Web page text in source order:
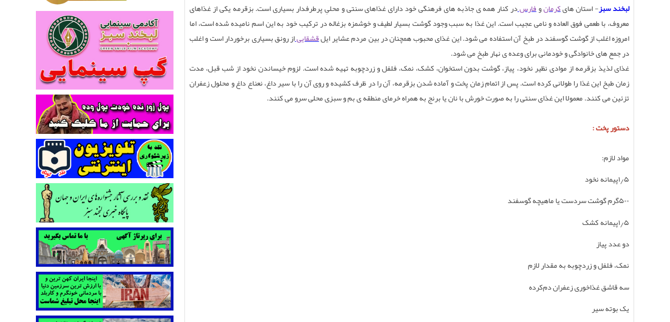
لبخند سبز- استان هایکرمانوفارسدر کنار همه ی جاذبه‌ های فرهنگی خود ‌دارای غذاهای سنتی و محلیِ پرطرفدار بسیاری است. بزقرمه یکی از غذاهای
معروف، با طعمی فوق العاده و نامی عجیب است. این غذا به سبب وجود گوشت بسیار لطیف و خوشمزه بزغاله در ترکیب خود به این اسم نامیده‌ شده است، اما
امروزه اغلب از گوشت گوسفند در طبخ آن استفاده می شود. این غذای محبوب همچنان در بین مردم عشایر ایلقشقاییاز رونق بسیاری برخوردار است و اغلب
در جمع‌ های خانوادگی و خودمانی برای وعده‌ ی نهار طبخ می شود.
غذای لذیذ بزقرمه از موادی نظیر نخود، پیاز، گوشت بدون استخوان، کشک، نمک، فلفل و زردچوبه تهیه شده است. لزوم خیساندن نخود از شب قبل، مدت
زمان طبخ این غذا را طولانی کرده است. پس از اتمام زمان پخت و آماده شدن بزقرمه، آن را در ظرف کشیده و روی آن را با سیر داغ، نعناع داغ و محلول زعفران
تزئین می‌ کنند. معمولا این غذای سنتی را به صورت خورش با نان یا برنج به همراه خرمای منطقه ی بم و سبزی محلی سرو می‌ کنند.
دستور پخت :
مواد لازم:
۱٫۵ پیمانه نخود
۵۰۰گرم گوشت سردست یا ماهیچه گوسفند
۱٫۵ پیمانه کشک
دو عدد پیاز
نمک، فلفل و زردچوبه به مقدار لازم
سه قاشق غذاخوری زعفران دم‌کرده
یک بوته سیر